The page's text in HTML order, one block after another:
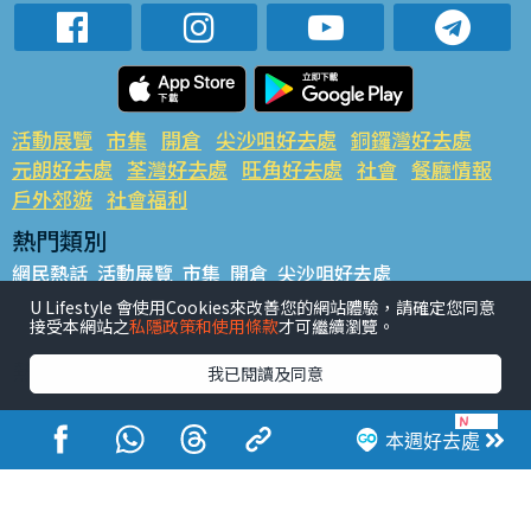
本週好去處
活動展覽 市集 開倉 尖沙咀好去處 銅鑼灣好去處
元朗好去處 荃灣好去處 旺角好去處 社會 餐廳情報
戶外郊遊 社會福利
熱門類別
網民熱話 活動展覽 市集 開倉 尖沙咀好去處
銅鑼灣好去處 元朗好去處 荃灣好去處 旺角好去處 社會
餐廳情報 戶外郊遊
熱門標籤
#UGO搵好去處 #人氣活動推介 #美食社群熱話
#親子玩樂好去處
#ULifestyle應用程式
#限時搶
#UJetso禮物放送
#ULifestyle商戶中心 #著數 #網絡熱話
U Lifestyle 會使用Cookies來改善您的網站體驗，請確定您同意
接受本網站之私隱政策和使用條款才可繼續瀏覽。
我已閱讀及同意